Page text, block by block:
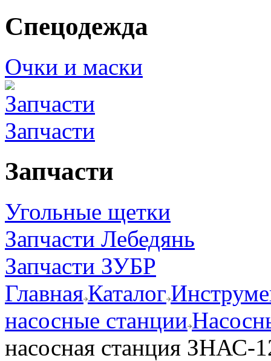
Спецодежда
Очки и маски
Запчасти
Запчасти
Угольные щетки
Запчасти Лебедянь
Запчасти ЗУБР
ГлавнаяКаталог
насосные станции
насосная станция ЗНАС-